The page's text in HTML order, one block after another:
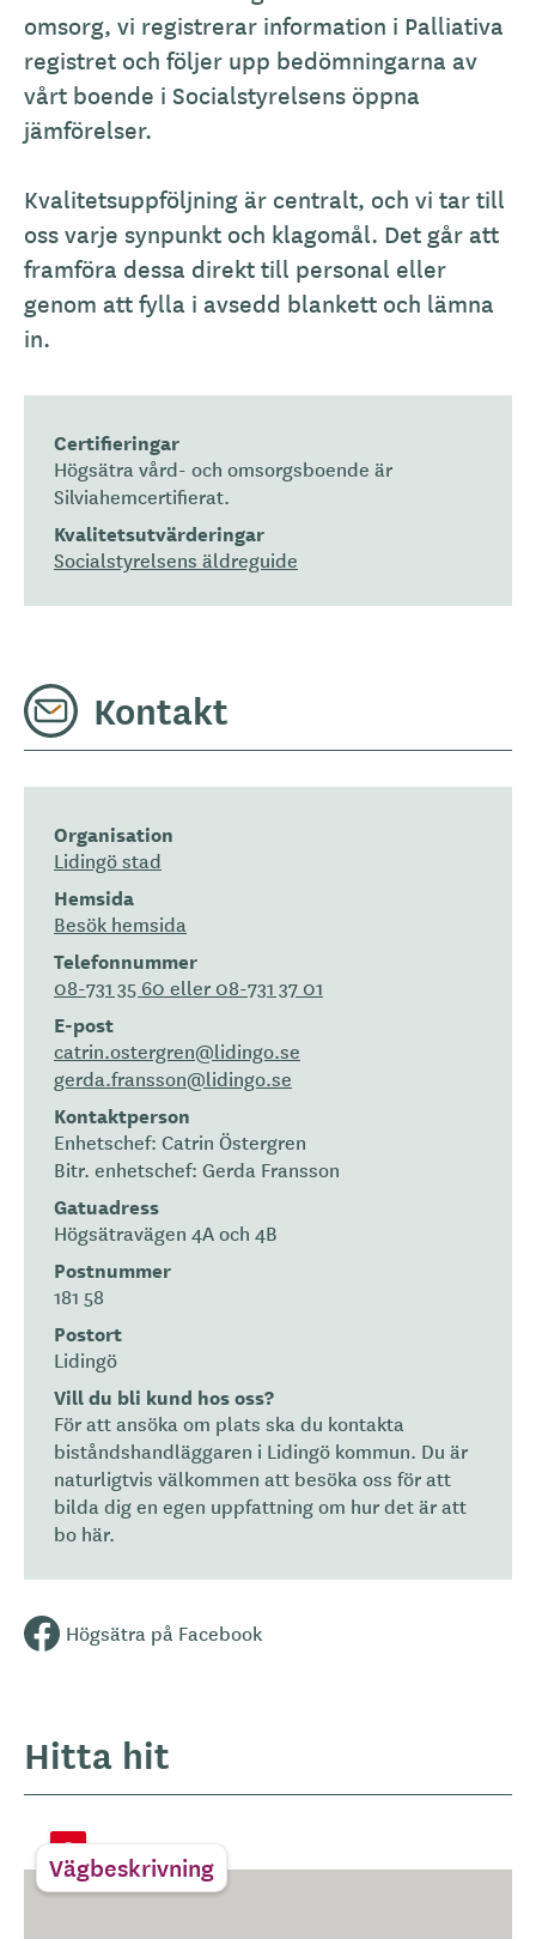
omsorg, vi registrerar information i Palliativa
registret och följer upp bedömningarna av
vårt boende i Socialstyrelsens öppna
jämförelser.
Kvalitetsuppföljning är centralt, och vi tar till
oss varje synpunkt och klagomål. Det går att
framföra dessa direkt till personal eller
genom att fylla i avsedd blankett och lämna
in.
Certifieringar
Högsätra vård- och omsorgsboende är
Silviahemcertifierat.
Kvalitetsutvärderingar
Socialstyrelsens äldreguide
Kontakt
Organisation
Lidingö stad
Hemsida
Besök hemsida
Telefonnummer
08-731 35 60 eller 08-731 37 01
E-post
catrin.ostergren@lidingo.se
gerda.fransson@lidingo.se
Kontaktperson
Enhetschef: Catrin Östergren
Bitr. enhetschef: Gerda Fransson
Gatuadress
Högsätravägen 4A och 4B
Postnummer
181 58
Postort
Lidingö
Vill du bli kund hos oss?
För att ansöka om plats ska du kontakta
biståndshandläggaren i Lidingö kommun. Du är
naturligtvis välkommen att besöka oss för att
bilda dig en egen uppfattning om hur det är att
bo här.
Högsätra på Facebook
Hitta hit
Vägbeskrivning